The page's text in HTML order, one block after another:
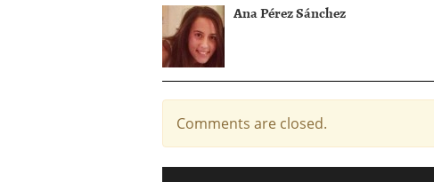
Ana Pérez Sánchez
Comments are closed.